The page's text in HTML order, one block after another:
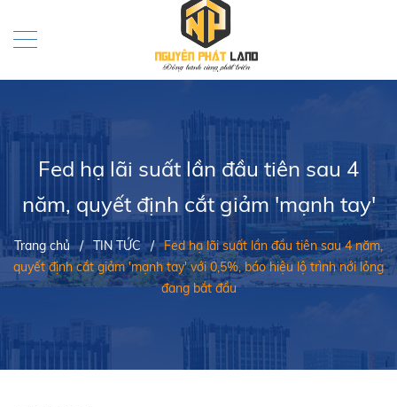
Fed hạ lãi suất lần đầu tiên sau 4
năm, quyết định cắt giảm 'mạnh tay'
Trang chủ / TIN TỨC / Fed hạ lãi suất lần đầu tiên sau 4 năm,
quyết định cắt giảm 'mạnh tay' với 0,5%, báo hiệu lộ trình nới lỏng
đang bắt đầu